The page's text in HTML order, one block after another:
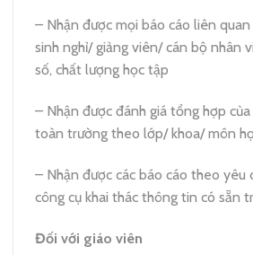
– Nhận được mọi báo cáo liên
sinh nghỉ/ giảng viên/ cán bộ nhân
số, chất lượng học tập
– Nhận được đánh giá tổng hợp
toàn trường theo lớp/ khoa/ môn
– Nhận được các báo cáo theo yêu
công cụ khai thác thông tin có sẵn
Đối với giáo viên